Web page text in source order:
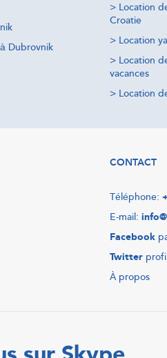
Dubrovnik
> Location
Croatie
> Location
> Location
vacances
> Location
CONTACT
Téléphone:
E-mail:
Facebook
Twitter
À propos